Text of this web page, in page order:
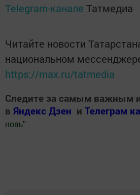
Telegram-канале Татмедиа
Читайте новости
национальном
https://max.ru/tatmedia
Следите за самым важным
в Яндекс Дзен и Телеграм
новь"